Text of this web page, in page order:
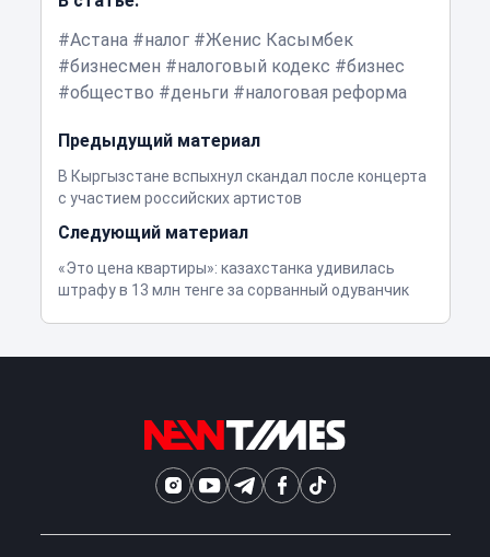
Астана
налог
Женис Касымбек
бизнесмен
налоговый кодекс
бизнес
общество
деньги налоговая реформа
Предыдущий материал
В Кыргызстане вспыхнул скандал после концерта
с участием российских артистов
Следующий материал
«Это цена квартиры»: казахстанка удивилась
штрафу в 13 млн тенге за сорванный одуванчик